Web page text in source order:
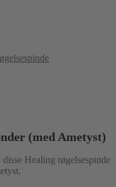
(med Ametyst)
Healing røgelsespinde